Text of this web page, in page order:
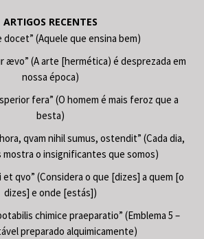
ARTIGOS RECENTES
docet” (Aquele que ensina bem)
ævo” (A arte [hermética) é desprezada em
nossa época)
fera” (O homem é mais feroz que a
besta)
qvam nihil sumus, ostendit” (Cada dia,
mostra o insignificantes que somos)
et qvo” (Considera o que [dizes] a quem [o
dizes] e onde [estás])
chimice praeparatio” (Emblema 5 –
preparado alquimicamente)